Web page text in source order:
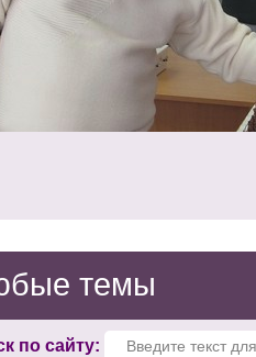
темы
по сайту: